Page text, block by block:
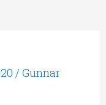
/Gunnar